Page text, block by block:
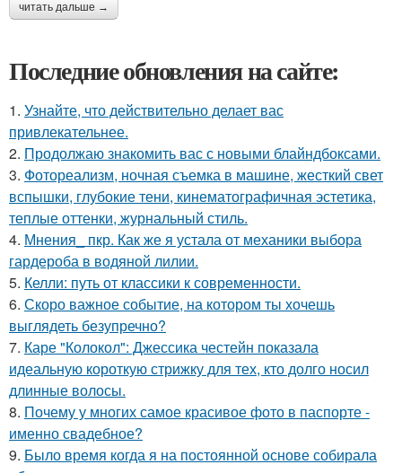
читать дальше →
Последние обновления на сайте:
1. Узнайте, что действительно делает вас
привлекательнее.
2. Продолжаю знакомить вас с новыми блайндбоксами.
3. Фотореализм, ночная съемка в машине, жесткий свет
вспышки, глубокие тени, кинематографичная эстетика,
теплые оттенки, журнальный стиль.
4. Мнения_ пкр. Как же я устала от механики выбора
гардероба в водяной лилии.
5. Келли: путь от классики к современности.
6. Скоро важное событие, на котором ты хочешь
выглядеть безупречно?
7. Каре "Колокол": Джессика честейн показала
идеальную короткую стрижку для тех, кто долго носил
длинные волосы.
8. Почему у многих самое красивое фото в паспорте -
именно свадебное?
9. Было время когда я на постоянной основе собирала